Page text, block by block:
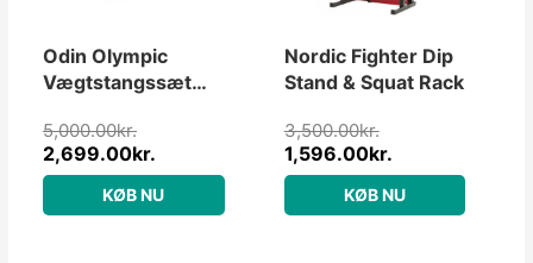
Odin Olympic
Vægtstangssæt
55kg
5,000.00kr.
2,699.00kr.
KØB NU
Nordic Fighter Dip
Stand & Squat Rack
3,500.00kr.
1,596.00kr.
KØB NU